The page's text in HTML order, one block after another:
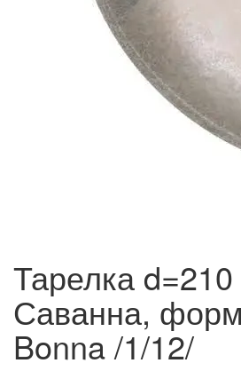
Тарелка
Саванна,
Bonna /1/12/